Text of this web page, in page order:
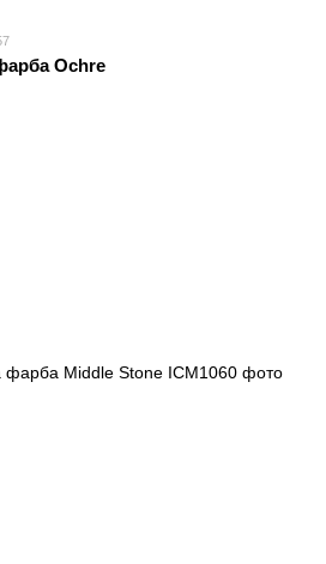
Ochre